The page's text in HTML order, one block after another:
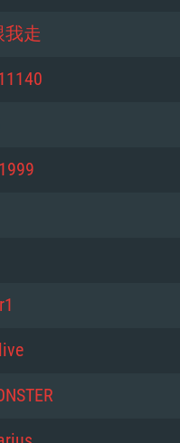
10 (64 bit)
듀얼코어 이상
11 이상을
Big Sur 11.0
GHz의 Core
Linux 중 최신 버
듀얼코어
을 지원하
我走